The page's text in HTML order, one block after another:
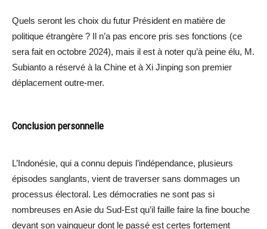
Quels seront les choix du futur Président en matière de
politique étrangère ? Il n’a pas encore pris ses fonctions (ce
sera fait en octobre 2024), mais il est à noter qu’à peine élu, M.
Subianto a réservé à la Chine et à Xi Jinping son premier
déplacement outre-mer.
Conclusion personnelle
L’Indonésie, qui a connu depuis l’indépendance, plusieurs
épisodes sanglants, vient de traverser sans dommages un
processus électoral. Les démocraties ne sont pas si
nombreuses en Asie du Sud-Est qu’il faille faire la fine bouche
devant son vainqueur dont le passé est certes fortement